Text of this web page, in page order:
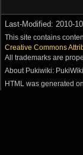
Last-Modified: 2010-
This site contains
Creative Commons
All trademarks are
About Pukiwiki:
HTML was generated